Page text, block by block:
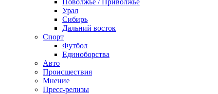
Поволжье / Приволжье
Урал
Сибирь
Дальний восток
Спорт
Футбол
Единоборства
Авто
Происшествия
Мнение
Пресс-релизы